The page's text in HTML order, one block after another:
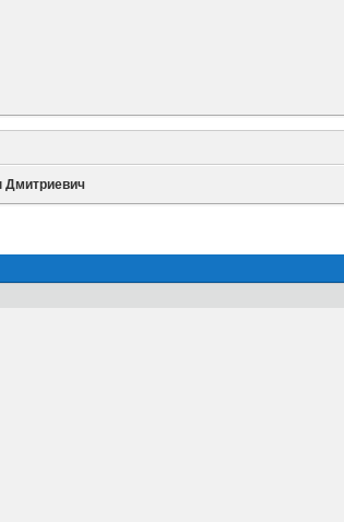
Дмитриевич